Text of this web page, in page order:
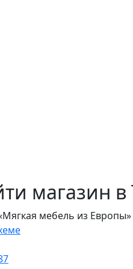
магазин в
мебель из Европы»